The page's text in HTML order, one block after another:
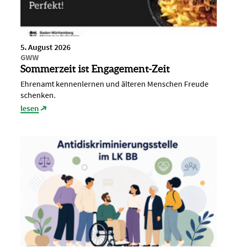
5. August 2026
GWW
Sommerzeit ist Engagement-Zeit
Ehrenamt kennenlernen und älteren Menschen Freude
schenken.
lesen